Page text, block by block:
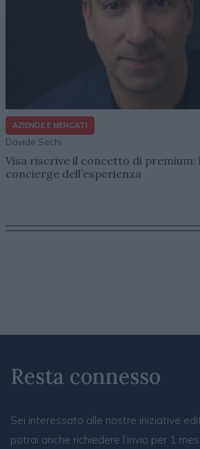
AZIENDE E MERCATI
Davide Sechi
Visa riscrive il concetto di premium:
concierge dell’esperienza
Resta connesso
Sei interessato alle nostre iniziative
potrai anche richiedere l’invio per 1